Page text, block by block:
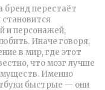
бренд перестаёт
становится
и персонажей,
. Иначе говоря,
в мир, где этот
что мозг лучше
Именно
быстрые — они